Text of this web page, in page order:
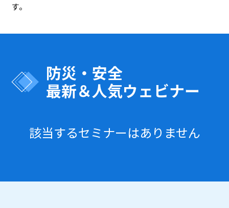
す。
防災・安全
最新＆人気ウェビナー
該当するセミナーはありません